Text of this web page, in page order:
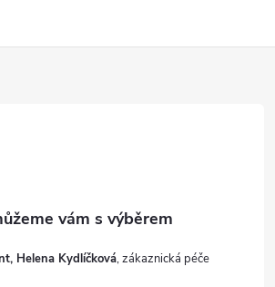
Helena Kydlíčková